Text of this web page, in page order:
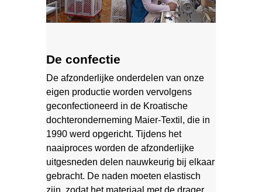
De confectie
De afzonderlijke onderdelen van onze
eigen productie worden vervolgens
geconfectioneerd in de Kroatische
dochteronderneming Maier-Textil, die in
1990 werd opgericht. Tijdens het
naaiproces worden de afzonderlijke
uitgesneden delen nauwkeurig bij elkaar
gebracht. De naden moeten elastisch